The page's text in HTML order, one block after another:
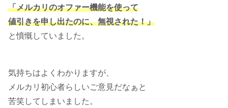
「メルカリのオファー機能を使って
値引きを申し出たのに、無視された！」
と憤慨していました。
気持ちはよくわかりますが、
メルカリ初心者らしいご意見だなぁと
苦笑してしまいました。